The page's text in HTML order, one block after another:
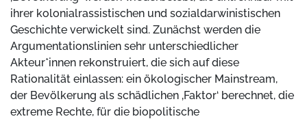
ihrer kolonialrassistischen und sozialdarwinistischen
Geschichte verwickelt sind. Zunächst werden die
Argumentationslinien sehr unterschiedlicher
Akteur*innen rekonstruiert, die sich auf diese
Rationalität einlassen: ein ökologischer Mainstream,
der Bevölkerung als schädlichen ‚Faktor‘ berechnet, die
extreme Rechte, für die biopolitische